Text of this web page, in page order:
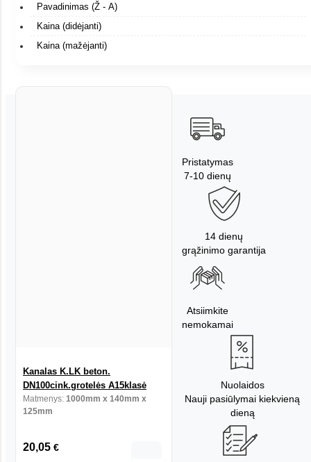
Pavadinimas (Ž - A)
Kaina (didėjanti)
Kaina (mažėjanti)
Kanalas K.LK beton.
DN100cink.grotelės A15klasė
Matmenys: 1000mm x 140mm x
125mm
20,05 €
Pristatymas
7-10 dienų
14 dienų
grąžinimo garantija
Atsiimkite
nemokamai
Nuolaidos
Nauji pasiūlymai kiekvieną
dieną